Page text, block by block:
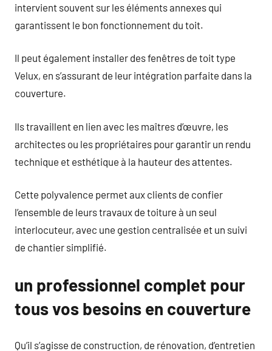
intervient souvent sur les éléments annexes qui
garantissent le bon fonctionnement du toit.
Il peut également installer des fenêtres de toit type
Velux, en s’assurant de leur intégration parfaite dans la
couverture.
Ils travaillent en lien avec les maîtres d’œuvre, les
architectes ou les propriétaires pour garantir un rendu
technique et esthétique à la hauteur des attentes.
Cette polyvalence permet aux clients de confier
l’ensemble de leurs travaux de toiture à un seul
interlocuteur, avec une gestion centralisée et un suivi
de chantier simplifié.
un professionnel complet pour
tous vos besoins en couverture
Qu’il s’agisse de construction, de rénovation, d’entretien